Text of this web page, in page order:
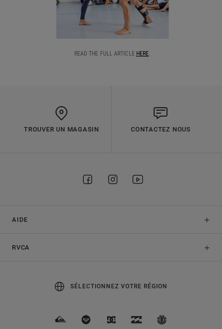
READ THE FULL ARTICLE HERE.
TROUVER UN MAGASIN CONTACTEZ NOUS
AIDE
RVCA
SÉLECTIONNEZ VOTRE RÉGION